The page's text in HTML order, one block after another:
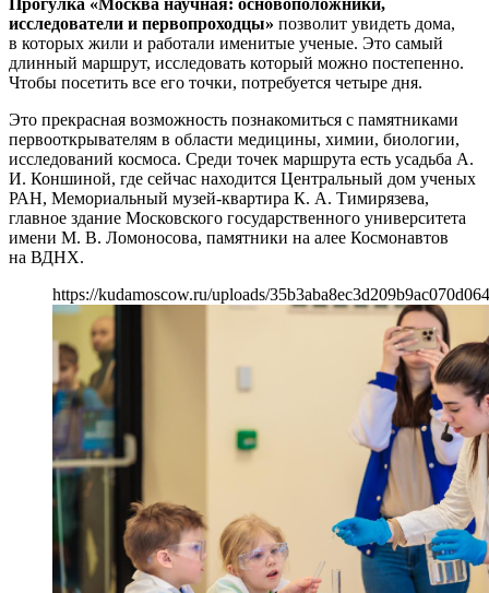
исследователи и первопроходцы» позволит увидеть дома,
в которых жили и работали именитые ученые. Это самый
длинный маршрут, исследовать который можно постепенно.
Чтобы посетить все его точки, потребуется четыре дня.
Это прекрасная возможность познакомиться с памятниками
первооткрывателям в области медицины, химии, биологии,
исследований космоса. Среди точек маршрута есть усадьба А.
И. Коншиной, где сейчас находится Центральный дом ученых
РАН, Мемориальный музей-квартира К. А. Тимирязева,
главное здание Московского государственного университета
имени М. В. Ломоносова, памятники на алее Космонавтов
на ВДНХ.
https://kudamoscow.ru/uploads/